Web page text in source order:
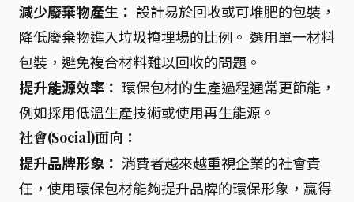
減少廢棄物產生： 設計易於回收或可堆肥的包裝，
降低廢棄物進入垃圾掩埋場的比例。 選用單一材料
包裝，避免複合材料難以回收的問題。
提升能源效率： 環保包材的生產過程通常更節能，
例如採用低溫生產技術或使用再生能源。
社會(Social)面向：
提升品牌形象： 消費者越來越重視企業的社會責
任，使用環保包材能夠提升品牌的環保形象，贏得